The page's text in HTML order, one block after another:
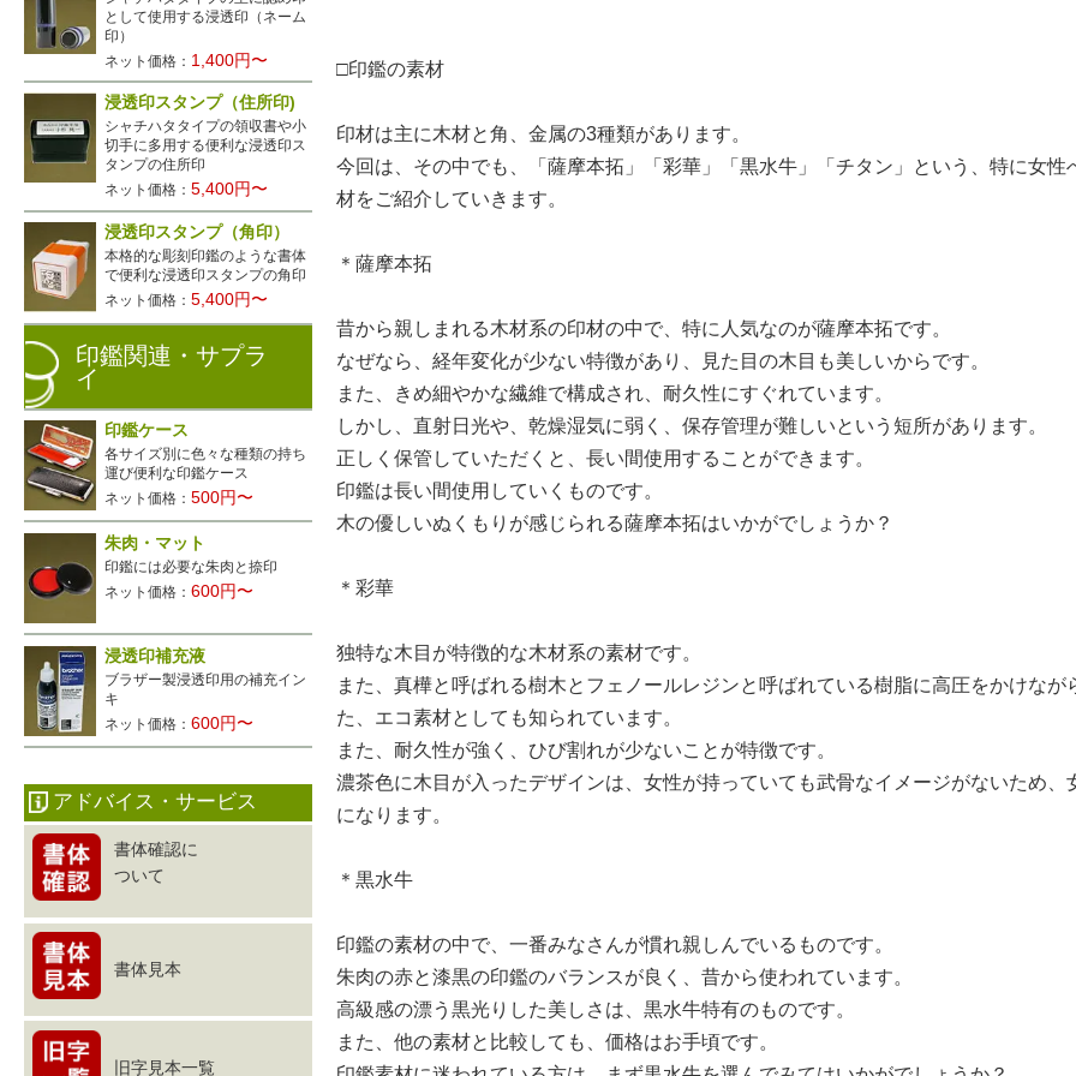
□印鑑の素材
印材は主に木材と角、金属の3種類があります。
今回は、その中でも、「薩摩本拓」「彩華」「黒水牛」「チタン」という、特に女性
材をご紹介していきます。
＊薩摩本拓
昔から親しまれる木材系の印材の中で、特に人気なのが薩摩本拓です。
なぜなら、経年変化が少ない特徴があり、見た目の木目も美しいからです。
また、きめ細やかな繊維で構成され、耐久性にすぐれています。
しかし、直射日光や、乾燥湿気に弱く、保存管理が難しいという短所があります。
正しく保管していただくと、長い間使用することができます。
印鑑は長い間使用していくものです。
木の優しいぬくもりが感じられる薩摩本拓はいかがでしょうか？
＊彩華
独特な木目が特徴的な木材系の素材です。
また、真樺と呼ばれる樹木とフェノールレジンと呼ばれている樹脂に高圧をかけなが
た、エコ素材としても知られています。
また、耐久性が強く、ひび割れが少ないことが特徴です。
濃茶色に木目が入ったデザインは、女性が持っていても武骨なイメージがないため、
になります。
＊黒水牛
印鑑の素材の中で、一番みなさんが慣れ親しんでいるものです。
朱肉の赤と漆黒の印鑑のバランスが良く、昔から使われています。
高級感の漂う黒光りした美しさは、黒水牛特有のものです。
また、他の素材と比較しても、価格はお手頃です。
として使用する浸透印（ネーム
印）
ネット価格： 1,400円〜
浸透印スタンプ（住所印)
シャチハタタイプの領収書や小
切手に多用する便利な浸透印ス
タンプの住所印
ネット価格：5,400円〜
浸透印スタンプ（角印）
本格的な彫刻印鑑のような書体
で便利な浸透印スタンプの角印
ネット価格：5,400円〜
印鑑関連・サプラ
イ
印鑑ケース
各サイズ別に色々な種類の持ち
運び便利な印鑑ケース
ネット価格：500円〜
朱肉・マット
印鑑には必要な朱肉と捺印
ネット価格：600円〜
浸透印補充液
ブラザー製浸透印用の補充イン
キ
ネット価格：600円〜
アドバイス・サービス
書体確認に
ついて
書体見本
旧字見本一覧